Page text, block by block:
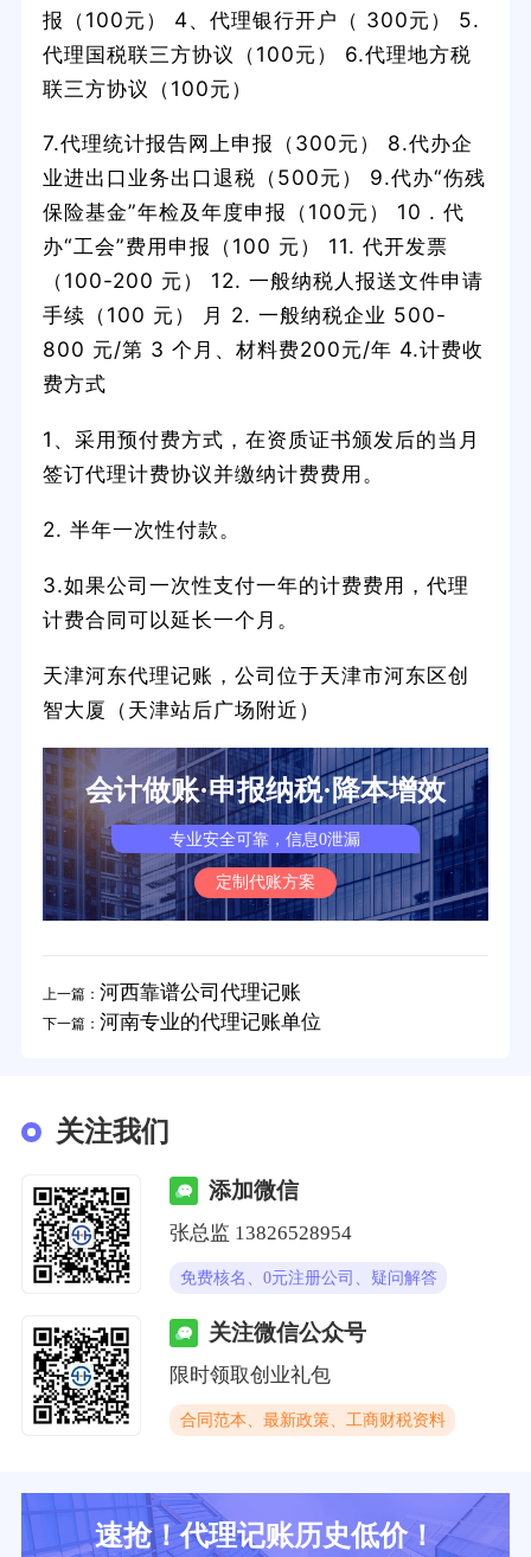
报（100元） 4、代理银行开户（ 300元） 5.
代理国税联三方协议（100元） 6.代理地方税
联三方协议（100元）
7.代理统计报告网上申报（300元） 8.代办企
业进出口业务出口退税（500元） 9.代办“伤残
保险基金”年检及年度申报（100元） 10 . 代
办“工会”费用申报（100 元） 11. 代开发票
（100-200 元） 12. 一般纳税人报送文件申请
手续（100 元） 月 2. 一般纳税企业 500-
800 元/第 3 个月、材料费200元/年 4.计费收
费方式
1、采用预付费方式，在资质证书颁发后的当月
签订代理计费协议并缴纳计费费用。
2. 半年一次性付款。
3.如果公司一次性支付一年的计费费用，代理
计费合同可以延长一个月。
天津河东代理记账，公司位于天津市河东区创
智大厦（天津站后广场附近）
会计做账·申报纳税·降本增效
专业安全可靠，信息0泄漏
定制代账方案
上一篇： 河西靠谱公司代理记账
下一篇： 河南专业的代理记账单位
关注我们
添加微信
张总监 13826528954
免费核名、0元注册公司、疑问解答
关注微信公众号
限时领取创业礼包
合同范本、最新政策、工商财税资料
速抢！代理记账历史低价！